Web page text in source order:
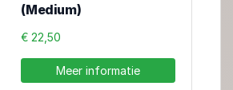
(Medium)
€ 22,50
Meer informatie